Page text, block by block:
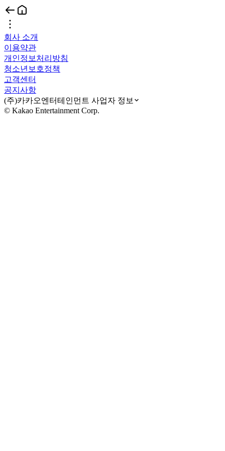
회사 소개
이용약관
개인정보처리방침
청소년보호정책
고객센터
공지사항
(주)카카오엔터테인먼트 사업자 정보
© Kakao Entertainment Corp.